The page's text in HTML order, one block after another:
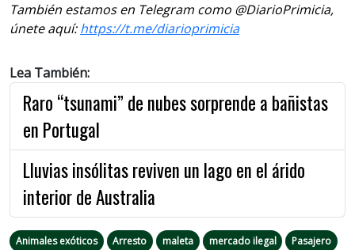
También estamos en Telegram como @DiarioPrimicia,
únete aquí:https://t.me/diarioprimicia
Lea También:
Raro “tsunami” de nubes sorprende a bañistas
en Portugal
Lluvias insólitas reviven un lago en el árido
interior de Australia
Animales exóticos Arresto maleta mercado ilegal
Pasajero